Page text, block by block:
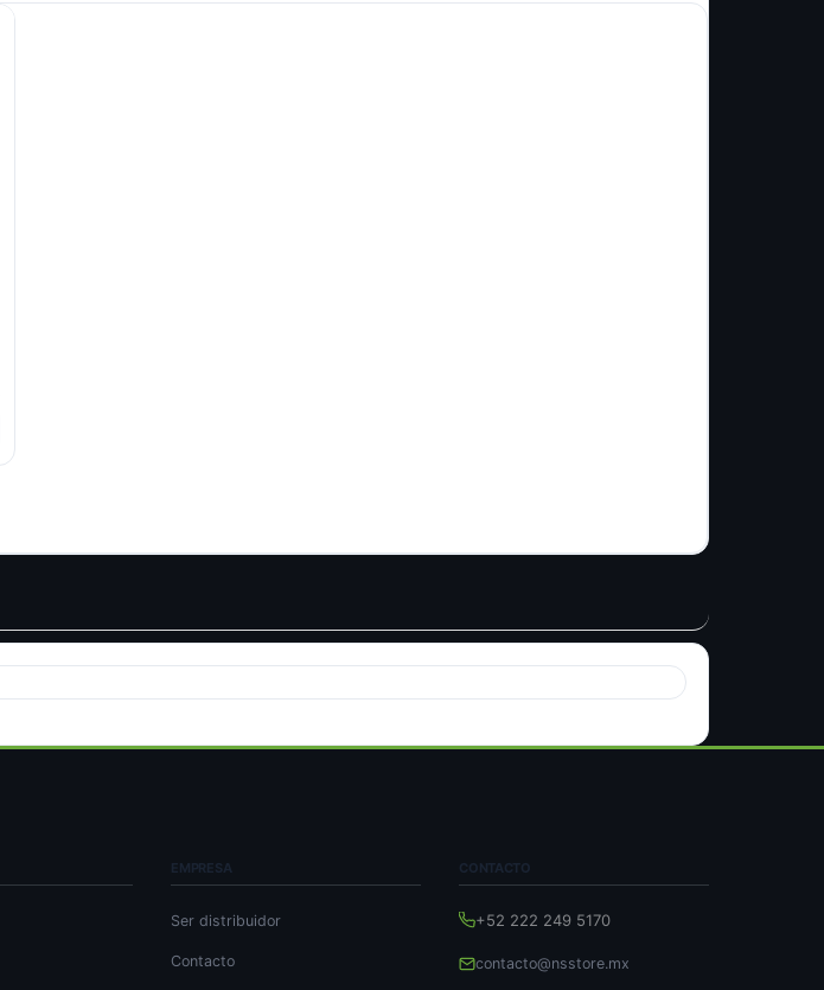
EMPRESA
Ser distribuidor
Contacto
CONTACTO
+52 222 249 5170
contacto@nsstore.mx